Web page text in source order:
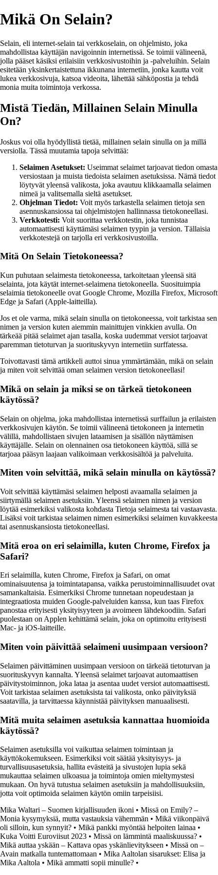
Mikä On Selain?
Selain, eli internet-selain tai verkkoselain, on ohjelmisto, joka
mahdollistaa käyttäjän navigoinnin internetissä. Se toimii välineenä,
jolla pääset käsiksi erilaisiin verkkosivustoihin ja -palveluihin. Selain
esitetään yksinkertaistettuna ikkunana internetiin, jonka kautta voit
lukea verkkosivuja, katsoa videoita, lähettää sähköpostia ja tehdä
monia muita toimintoja verkossa.
Mistä Tiedän, Millainen Selain Minulla
On?
Joskus voi olla hyödyllistä tietää, millainen selain sinulla on ja millä
versiolla. Tässä muutamia tapoja selvittää:
Selaimen Asetukset: Useimmat selaimet tarjoavat tiedon omasta
versiostaan ja muista tiedoista selaimen asetuksissa. Nämä tiedot
löytyvät yleensä valikosta, joka avautuu klikkaamalla selaimen
nimeä ja valitsemalla sieltä asetukset.
Ohjelman Tiedot: Voit myös tarkastella selaimen tietoja sen
asennuskansiossa tai ohjelmistojen hallinnassa tietokoneellasi.
Verkkotesti: Voit suorittaa verkkotestin, joka tunnistaa
automaattisesti käyttämäsi selaimen tyypin ja version. Tällaisia
verkkotestejä on tarjolla eri verkkosivustoilla.
Mitä On Selain Tietokoneessa?
Kun puhutaan selaimesta tietokoneessa, tarkoitetaan yleensä sitä
selainta, jota käytät internet-selaimena tietokoneella. Suosituimpia
selaimia tietokoneelle ovat Google Chrome, Mozilla Firefox, Microsoft
Edge ja Safari (Apple-laitteilla).
Jos et ole varma, mikä selain sinulla on tietokoneessa, voit tarkistaa sen
nimen ja version kuten aiemmin mainittujen vinkkien avulla. On
tärkeää pitää selaimet ajan tasalla, koska uudemmat versiot tarjoavat
paremman tietoturvan ja suorituskyvyn internetiin surffatessa.
Toivottavasti tämä artikkeli auttoi sinua ymmärtämään, mikä on selain
ja miten voit selvittää oman selaimen version tietokoneellasi!
Mikä on selain ja miksi se on tärkeä tietokoneen
käytössä?
Selain on ohjelma, joka mahdollistaa internetissä surffailun ja erilaisten
verkkosivujen käytön. Se toimii välineenä tietokoneen ja internetin
välillä, mahdollistaen sivujen lataamisen ja sisällön näyttämisen
käyttäjälle. Selain on olennainen osa tietokoneen käyttöä, sillä se
tarjoaa pääsyn laajaan valikoimaan verkkosisältöä ja palveluita.
Miten voin selvittää, mikä selain minulla on käytössä?
Voit selvittää käyttämäsi selaimen helposti avaamalla selaimen ja
siirtymällä selaimen asetuksiin. Yleensä selaimen nimen ja version
löytää esimerkiksi valikosta kohdasta Tietoja selaimesta tai vastaavasta.
Lisäksi voit tarkistaa selaimen nimen esimerkiksi selaimen kuvakkeesta
tai asennuskansiosta tietokoneellasi.
Mitä eroa on eri selaimilla, kuten Chrome, Firefox ja
Safari?
Eri selaimilla, kuten Chrome, Firefox ja Safari, on omat
ominaisuutensa ja toimintatapansa, vaikka perustoiminnallisuudet ovat
samankaltaisia. Esimerkiksi Chrome tunnetaan nopeudestaan ja
integraatiosta muiden Google-palveluiden kanssa, kun taas Firefox
panostaa erityisesti yksityisyyteen ja avoimeen lähdekoodiin. Safari
puolestaan on Applen kehittämä selain, joka on optimoitu erityisesti
Mac- ja iOS-laitteille.
Miten voin päivittää selaimeni uusimpaan versioon?
Selaimen päivittäminen uusimpaan versioon on tärkeää tietoturvan ja
suorituskyvyn kannalta. Yleensä selaimet tarjoavat automaattisen
päivitystoiminnon, joka lataa ja asentaa uudet versiot automaattisesti.
Voit tarkistaa selaimen asetuksista tai valikosta, onko päivityksiä
saatavilla, ja tarvittaessa käynnistää päivityksen manuaalisesti.
Mitä muita selaimen asetuksia kannattaa huomioida
käytössä?
Selaimen asetuksilla voi vaikuttaa selaimen toimintaan ja
käyttökokemukseen. Esimerkiksi voit säätää yksityisyys- ja
turvallisuusasetuksia, hallita evästeitä ja sivustojen lupia sekä
mukauttaa selaimen ulkoasua ja toimintoja omien mieltymystesi
mukaan. On hyvä tutustua selaimen asetuksiin ja mahdollisuuksiin,
jotta voit optimoida selaimen käytön omiin tarpeisiisi.
Mika Waltari – Suomen kirjallisuuden ikoni • Missä on Emily? –
Monia kysymyksiä, mutta vastauksia vähemmän • Mikä viikonpäivä
oli silloin, kun synnyit? • Mikä pankki myöntää helpoiten lainaa •
Kuka Voitti Euroviisut 2023 • Missä on lämmintä maaliskuussa? •
Mikä auttaa yskään – Kattava opas yskänlievitykseen • Missä on –
Avain matkalla tuntemattomaan • Mika Aaltolan sisarukset: Elisa ja
Mika Aaltola • Mikä ammatti sopii minulle? •